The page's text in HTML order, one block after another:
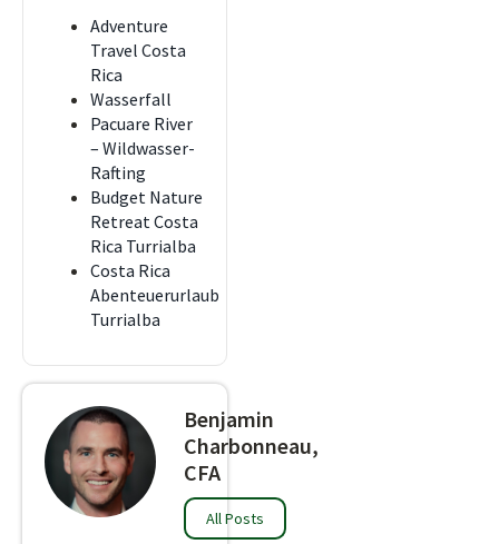
Adventure
Travel Costa
Rica
Wasserfall
Pacuare River
– Wildwasser-
Rafting
Budget Nature
Retreat Costa
Rica Turrialba
Costa Rica
Abenteuerurlaub
Turrialba
Benjamin
Charbonneau,
CFA
All Posts